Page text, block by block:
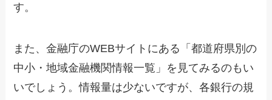
す。
また、金融庁のWEBサイトにある「都道府県別の
中小・地域金融機関情報一覧」を見てみるのもい
いでしょう。情報量は少ないですが、各銀行の規